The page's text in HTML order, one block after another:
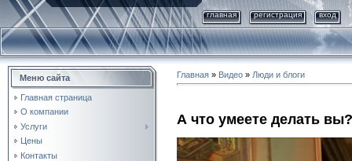
главная регистрация вход
Меню сайта
Главная страница
О компании
Услуги
Цены
Контакты
Главная » Видео » Люди и блоги
А что умеете делать вы?